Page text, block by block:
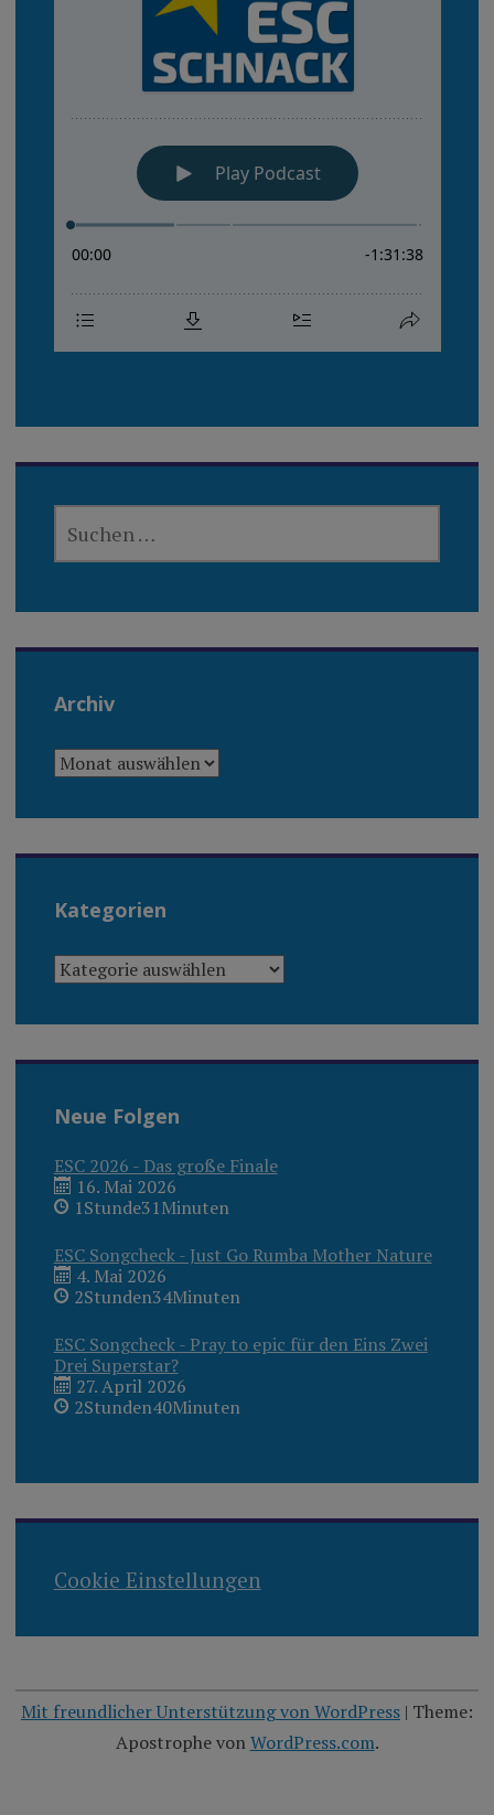
NACH:
Archiv
ARCHIV
Kategorien
KATEGORIEN
Neue Folgen
ESC 2026 - Das große Finale
16. Mai 2026
1Stunde31Minuten
ESC Songcheck - Just Go Rumba Mother Nature
4. Mai 2026
2Stunden34Minuten
ESC Songcheck - Pray to epic für den Eins Zwei
Drei Superstar?
27. April 2026
2Stunden40Minuten
Cookie Einstellungen
Mit freundlicher Unterstützung von WordPress | Theme:
Apostrophe vonWordPress.com.